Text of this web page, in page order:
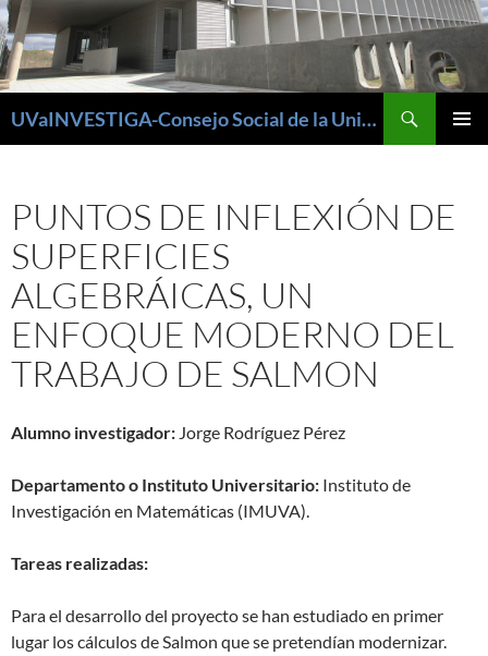
UVaINVESTIGA-Consejo Social de la Universidad de Valladolid
PUNTOS DE INFLEXIÓN DE
SUPERFICIES
ALGEBRÁICAS, UN
ENFOQUE MODERNO DEL
TRABAJO DE SALMON
Alumno investigador: Jorge Rodríguez Pérez
Departamento o Instituto Universitario: Instituto de
Investigación en Matemáticas (IMUVA).
Tareas realizadas:
Para el desarrollo del proyecto se han estudiado en primer
lugar los cálculos de Salmon que se pretendían modernizar.